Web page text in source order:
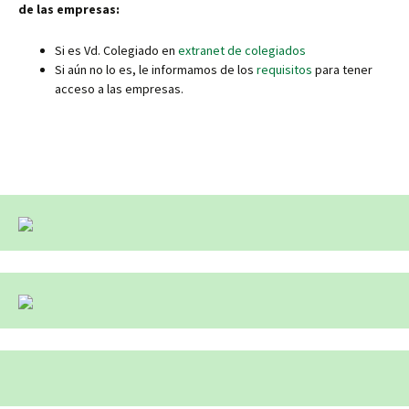
de las empresas:
Si es Vd. Colegiado en extranet de colegiados
Si aún no lo es, le informamos de los requisitos para tener
acceso a las empresas.